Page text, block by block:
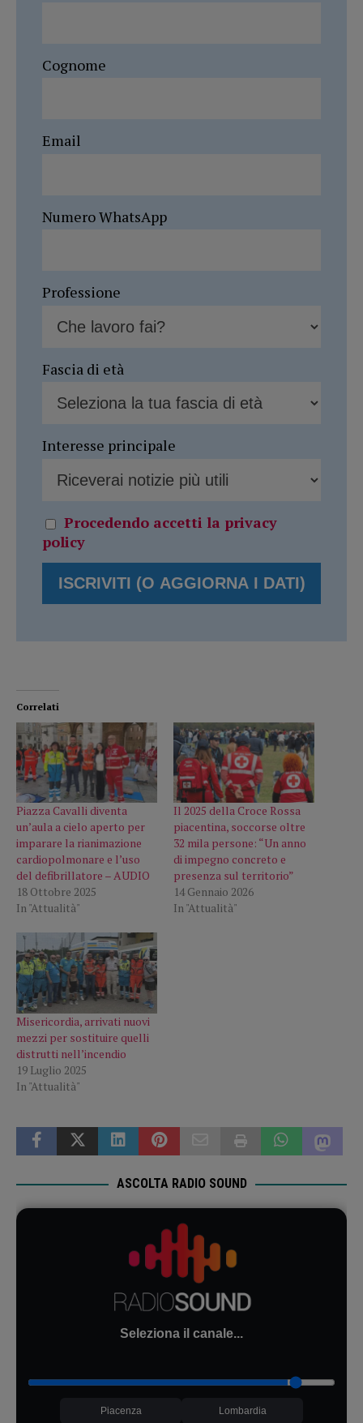
Cognome
Email
Numero WhatsApp
Professione
Fascia di età
Interesse principale
Procedendo accetti la privacy
policy
Correlati
Piazza Cavalli diventa
un’aula a cielo aperto per
imparare la rianimazione
cardiopolmonare e l’uso
del defibrillatore – AUDIO
18 Ottobre 2025
In "Attualità"
Il 2025 della Croce Rossa
piacentina, soccorse oltre
32 mila persone: “Un anno
di impegno concreto e
presenza sul territorio”
14 Gennaio 2026
In "Attualità"
Misericordia, arrivati nuovi
mezzi per sostituire quelli
distrutti nell’incendio
19 Luglio 2025
In "Attualità"
ASCOLTA RADIO SOUND
Seleziona il canale...
Piacenza Lombardia